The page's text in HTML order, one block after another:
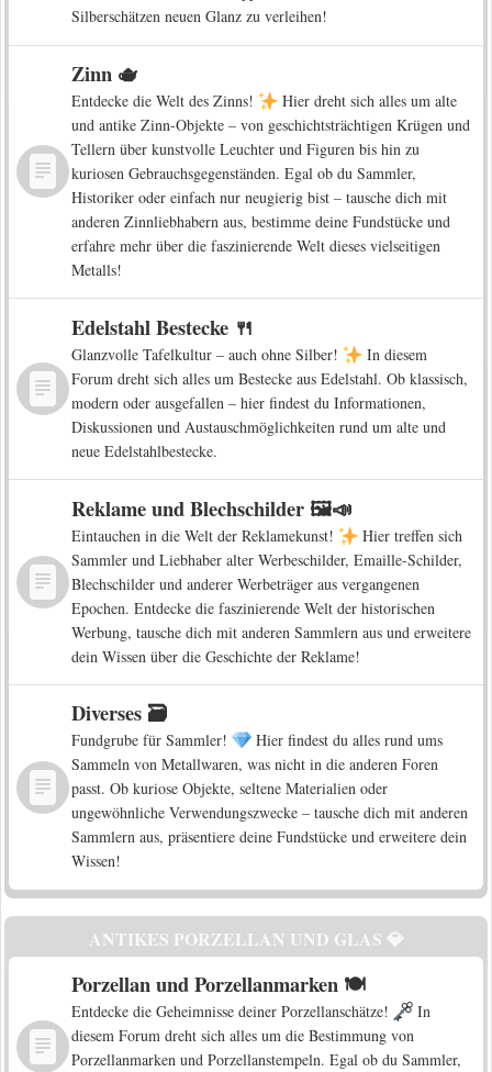
Silberschätzen neuen Glanz zu verleihen!
Zinn 🫖
Entdecke die Welt des Zinns!
Hier dreht sich alles um alte
und antike Zinn-Objekte – von geschichtsträchtigen Krügen und
Tellern über kunstvolle Leuchter und Figuren bis hin zu
kuriosen Gebrauchsgegenständen. Egal ob du Sammler,
Historiker oder einfach nur neugierig bist – tausche dich mit
anderen Zinnliebhabern aus, bestimme deine Fundstücke und
erfahre mehr über die faszinierende Welt dieses vielseitigen
Metalls!
Edelstahl Bestecke 🍴
Glanzvolle Tafelkultur – auch ohne Silber!
In diesem
Forum dreht sich alles um Bestecke aus Edelstahl. Ob klassisch,
modern oder ausgefallen – hier findest du Informationen,
Diskussionen und Austauschmöglichkeiten rund um alte und
neue Edelstahlbestecke.
Reklame und Blechschilder 🖼️📣
Eintauchen in die Welt der Reklamekunst!
Hier treffen sich
Sammler und Liebhaber alter Werbeschilder, Emaille-Schilder,
Blechschilder und anderer Werbeträger aus vergangenen
Epochen. Entdecke die faszinierende Welt der historischen
Werbung, tausche dich mit anderen Sammlern aus und erweitere
dein Wissen über die Geschichte der Reklame!
Diverses 🗃️
Fundgrube für Sammler!
Hier findest du alles rund ums
Sammeln von Metallwaren, was nicht in die anderen Foren
passt. Ob kuriose Objekte, seltene Materialien oder
ungewöhnliche Verwendungszwecke – tausche dich mit anderen
Sammlern aus, präsentiere deine Fundstücke und erweitere dein
Wissen!
ANTIKES PORZELLAN UND GLAS 💎
Porzellan und Porzellanmarken 🍽️
Entdecke die Geheimnisse deiner Porzellanschätze!
In
diesem Forum dreht sich alles um die Bestimmung von
Porzellanmarken und Porzellanstempeln. Egal ob du Sammler,